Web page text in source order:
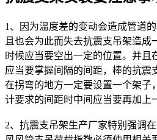
1、因为温度差的变动会造成管道
且也会为此而失去抗震支吊架造成
时候应当要空出一定的位置。并且
应当要掌握间隔的间距，棒的抗震
在拐弯的地方一定要设置一个架子
计要求的间距时中间应当要再加上
2、抗震支吊架生产厂家特别强调